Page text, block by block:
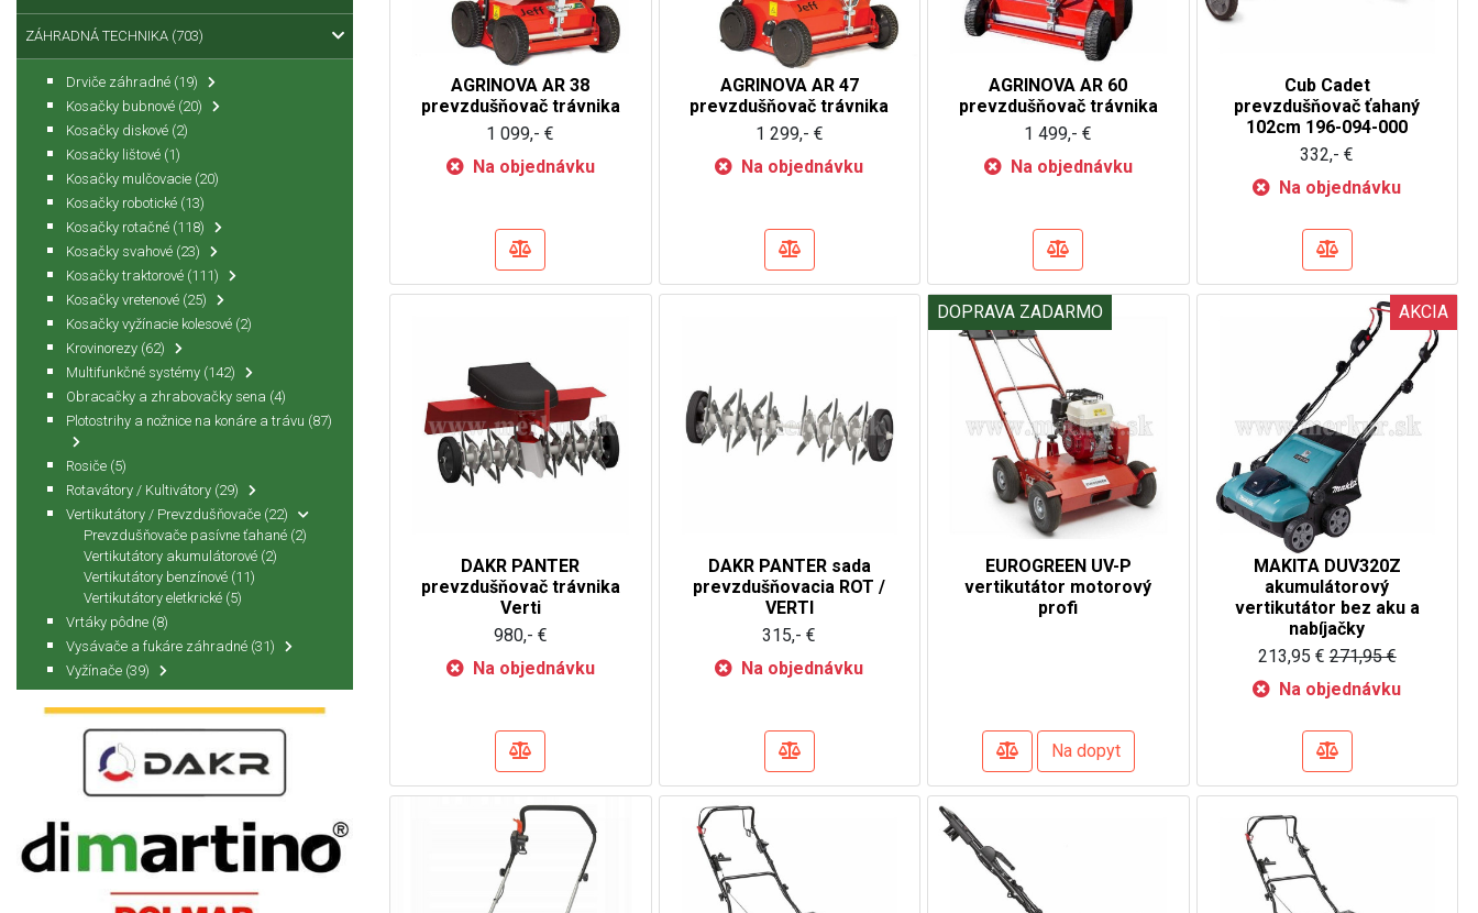
AGRINOVA AR 38
prevzdušňovač trávnika
1 099,- €
Na objednávku
AGRINOVA AR 47
prevzdušňovač trávnika
1 299,- €
Na objednávku
AGRINOVA AR 60
prevzdušňovač trávnika
1 499,- €
Na objednávku
Cub Cadet
prevzdušňovač ťahaný
102cm 196-094-000
332,- €
Na objednávku
DAKR PANTER
prevzdušňovač trávnika
Verti
980,- €
Na objednávku
DAKR PANTER sada
prevzdušňovacia ROT /
VERTI
315,- €
Na objednávku
DOPRAVA ZADARMO
EUROGREEN UV-P
vertikutátor motorový
profi
Na dopyt
AKCIA
MAKITA DUV320Z
akumulátorový
vertikutátor bez aku a
nabíjačky
213,95 € 271,95 €
Na objednávku
ZÁHRADNÁ TECHNIKA (703)
Drviče záhradné (19)
Kosačky bubnové (20)
Kosačky diskové (2)
Kosačky lištové (1)
Kosačky mulčovacie (20)
Kosačky robotické (13)
Kosačky rotačné (118)
Kosačky svahové (23)
Kosačky traktorové (111)
Kosačky vretenové (25)
Kosačky vyžínacie kolesové (2)
Krovinorezy (62)
Multifunkčné systémy (142)
Obracačky a zhrabovačky sena (4)
Plotostrihy a nožnice na konáre a trávu (87)
Rosiče (5)
Rotavátory / Kultivátory (29)
Vertikutátory / Prevzdušňovače (22)
Prevzdušňovače pasívne ťahané (2)
Vertikutátory akumulátorové (2)
Vertikutátory benzínové (11)
Vertikutátory eletkrické (5)
Vrtáky pôdne (8)
Vysávače a fukáre záhradné (31)
Vyžínače (39)